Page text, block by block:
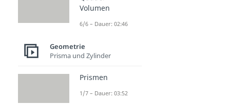
Volumen
6/6 – Dauer: 02:46
Geometrie
Prisma und Zylinder
Prismen
1/7 – Dauer: 03:52